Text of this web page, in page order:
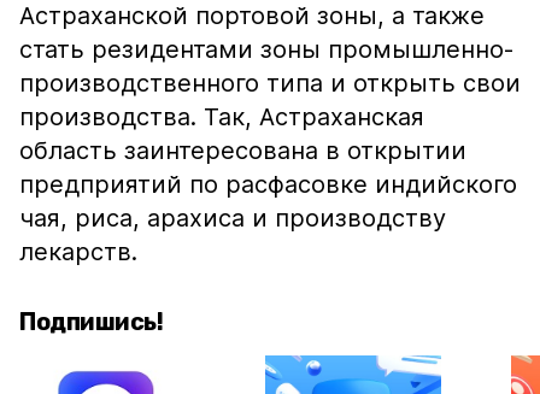
Астраханской портовой зоны, а также
стать резидентами зоны промышленно-
производственного типа и открыть свои
производства. Так, Астраханская
область заинтересована в открытии
предприятий по расфасовке индийского
чая, риса, арахиса и производству
лекарств.
Подпишись!